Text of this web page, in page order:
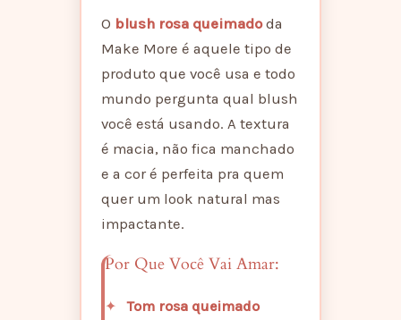
O blush rosa queimadoda
Make More é aquele tipo de
produto que você usa e todo
mundo pergunta qual blush
você está usando. A textura
é macia, não fica manchado
e a cor é perfeita pra quem
quer um look natural mas
impactante.
Por Que Você Vai Amar:
Tom rosa queimado